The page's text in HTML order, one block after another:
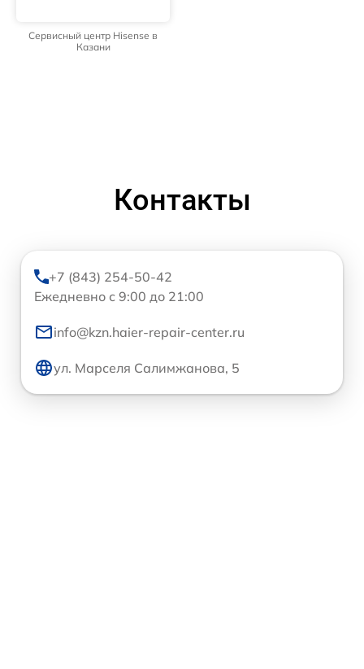
Сервисный центр Hisense в
Казани
Контакты
+7 (843) 254-50-42
Ежедневно с 9:00 до 21:00
info@kzn.haier-repair-center.ru
ул. Марселя Салимжанова, 5